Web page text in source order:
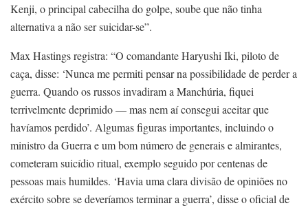
Kenji, o principal cabecilha do golpe, soube que não tinha
alternativa a não ser suicidar-se”.
Max Hastings registra: “O comandante Haryushi Iki, piloto de
caça, disse: ‘Nunca me permiti pensar na possibilidade de perder a
guerra. Quando os russos invadiram a Manchúria, fiquei
terrivelmente deprimido — mas nem aí consegui aceitar que
havíamos perdido’. Algumas figuras importantes, incluindo o
ministro da Guerra e um bom número de generais e almirantes,
cometeram suicídio ritual, exemplo seguido por centenas de
pessoas mais humildes. ‘Havia uma clara divisão de opiniões no
exército sobre se deveríamos terminar a guerra’, disse o oficial de